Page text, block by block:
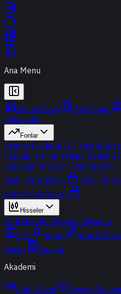
Ana Menu
Günün Özeti Portföyüm
Endeksler
Fonlar
Yatırım FonlarıBES Fonları
Popüler Fonlar YeniBir Bakışta
KarşılaştırmaFon Simülasyonu
Akıllı Para Sinyali
Ters Fon
Sektör Rotasyonu
Hisseler
Yerli HisselerYabancı Hisseler
ETF
Kripto Altın &
Analiz
Araçlar
Akademi
Canlı Yayın Geçmiş